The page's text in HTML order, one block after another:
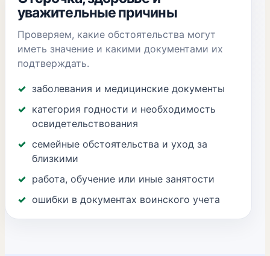
уважительные причины
Проверяем, какие обстоятельства могут
иметь значение и какими документами их
подтверждать.
заболевания и медицинские документы
категория годности и необходимость
освидетельствования
семейные обстоятельства и уход за
близкими
работа, обучение или иные занятости
ошибки в документах воинского учета